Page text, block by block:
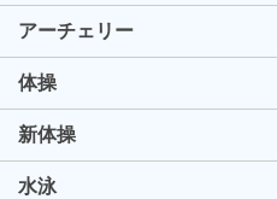
アーチェリー
体操
新体操
水泳